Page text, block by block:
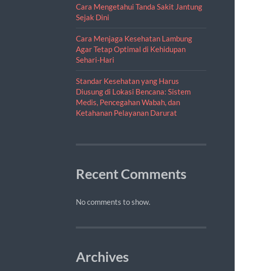
Cara Mengetahui Tanda Sakit Jantung
Sejak Dini
Cara Menjaga Kesehatan Lambung
Agar Tetap Optimal di Kehidupan
Sehari-Hari
Standar Kesehatan yang Harus
Diusung di Lokasi Bencana: Sistem
Medis, Pencegahan Wabah, dan
Ketahanan Pelayanan Darurat
Recent Comments
No comments to show.
Archives